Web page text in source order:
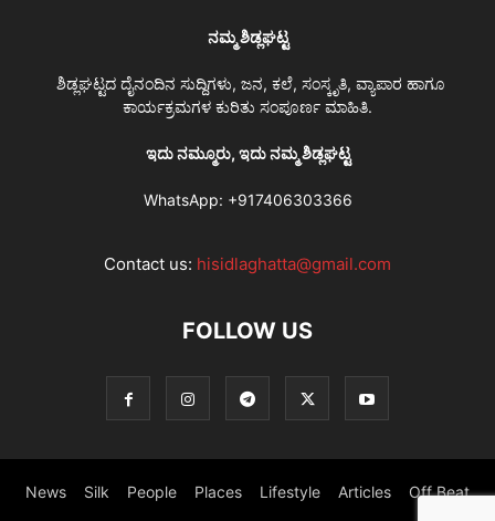
ನಮ್ಮ ಶಿಡ್ಲಘಟ್ಟ
ಶಿಡ್ಲಘಟ್ಟದ ದೈನಂದಿನ ಸುದ್ದಿಗಳು, ಜನ, ಕಲೆ, ಸಂಸ್ಕೃತಿ, ವ್ಯಾಪಾರ ಹಾಗೂ
ಕಾರ್ಯಕ್ರಮಗಳ ಕುರಿತು ಸಂಪೂರ್ಣ ಮಾಹಿತಿ.
ಇದು ನಮ್ಮೂರು, ಇದು ನಮ್ಮ ಶಿಡ್ಲಘಟ್ಟ
WhatsApp: +917406303366
Contact us: hisidlaghatta@gmail.com
FOLLOW US
News Silk People Places Lifestyle Articles Off Beat